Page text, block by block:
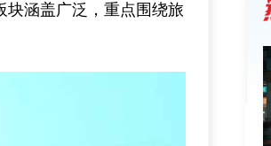
块涵盖广泛，重点围绕旅